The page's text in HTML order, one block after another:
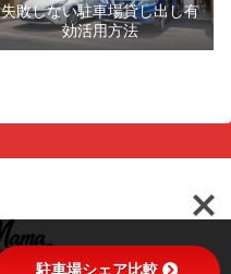
失敗しない駐車場貸し出し有
効活用方法
駐車場シェア比較